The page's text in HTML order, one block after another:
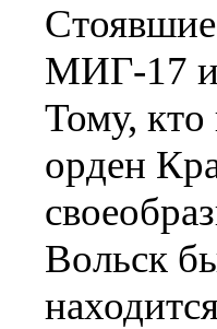
МИГ-17 и
Тому, кто
орден
Вольск